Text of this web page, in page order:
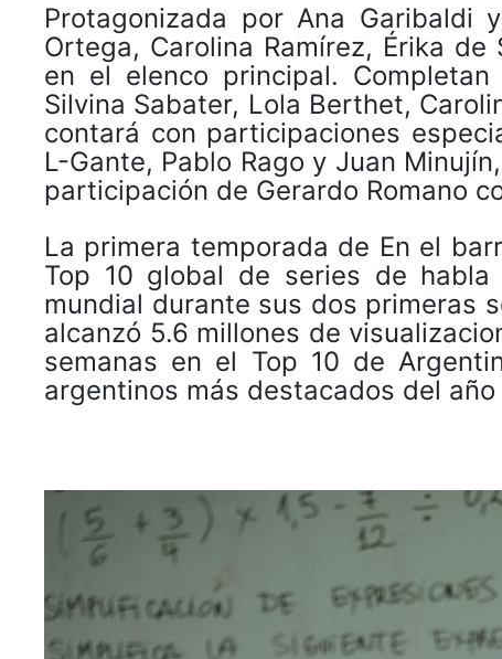
Protagonizada por Ana Garibaldi
Ortega, Carolina Ramírez, Érika
en el elenco principal.
Silvina Sabater, Lola Berthet,
contará con participaciones
L-Gante, Pablo Rago y Juan
participación de Gerardo Romano
La primera temporada de En el
Top 10 global de series de
mundial durante sus dos primeras
alcanzó 5.6 millones de
semanas en el Top 10 de
argentinos más destacados del